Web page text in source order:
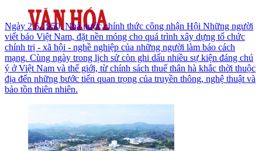
Ngày 2.6.1950, Nhà nước chính thức công nhận Hội Những người
viết báo Việt Nam, đặt nền móng cho quá trình xây dựng tổ chức
chính trị - xã hội - nghề nghiệp của những người làm báo cách
mạng. Cùng ngày trong lịch sử còn ghi dấu nhiều sự kiện đáng chú
ý ở Việt Nam và thế giới, từ chính sách thuế thân hà khắc thời thuộc
địa đến những bước tiến quan trọng của truyền thông, nghệ thuật và
bảo tồn thiên nhiên.